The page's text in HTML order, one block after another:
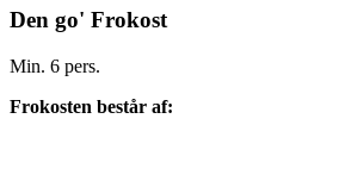
Den go' Frokost
Min. 6 pers.
Frokosten består af: